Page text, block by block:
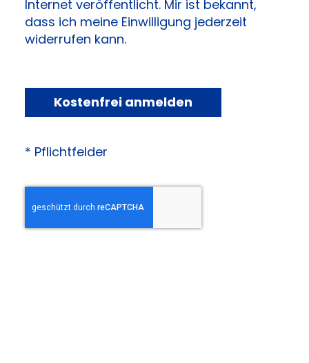
Internet veröffentlicht. Mir ist bekannt,
dass ich meine Einwilligung jederzeit
widerrufen kann.
Kostenfrei anmelden
* Pflichtfelder